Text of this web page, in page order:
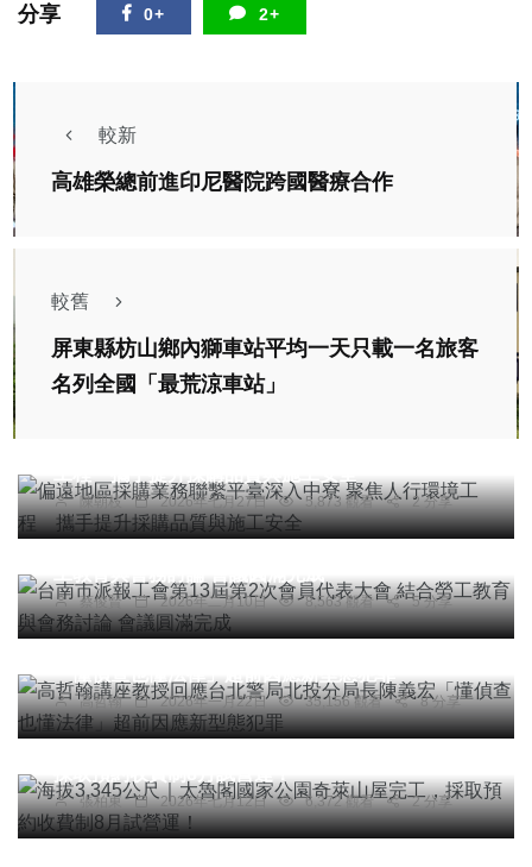
分享 0+ 2+
較新
高雄榮總前進印尼醫院跨國醫療合作
較舊
屏東縣枋山鄉內獅車站平均一天只載一名旅客
名列全國「最荒涼車站」
陳朝枝 2026年七月27日 5,873 觀看 2 分享
社會 綜合新聞 文教
台南市派報工會第13屆第2次會員代表大會 結合勞
蔡俊賢 2026年二月10日 8,563 觀看 5 分享
專欄
高哲翰講座教授回應台北警局北投分局長陳義宏
高哲翰 2026年一月22日 35,156 觀看 8 分享
綜合新聞
海拔3,345公尺｜太魯閣國家公園奇萊山屋完工，
張柏東 2026年七月12日 6,372 觀看 2 分享
健康
智慧影像導引手術新里程〜 臺大醫院雲林分院複合